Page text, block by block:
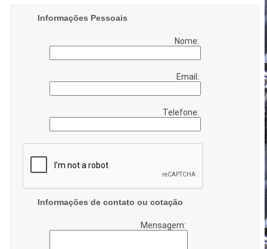
Informações Pessoais
Nome:
Email:
Telefone:
Informações de contato ou cotação
Mensagem: